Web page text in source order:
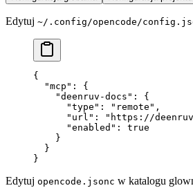
Edytuj ~/.config/opencode/
{
  "mcp"
: {
    "deenruv-docs"
: {
      "type"
: "remote" ,
      "url"
: "https://
      "enabled"
: true
    }
  }
}
Edytuj opencode.jsonc w katalogu